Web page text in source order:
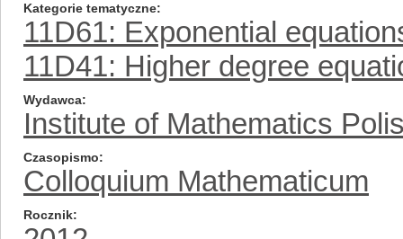
Kategorie tematyczne
11D61: Exponential
11D41: Higher degree
Wydawca
Institute of Mathematics
Czasopismo
Colloquium Mathematicum
Rocznik